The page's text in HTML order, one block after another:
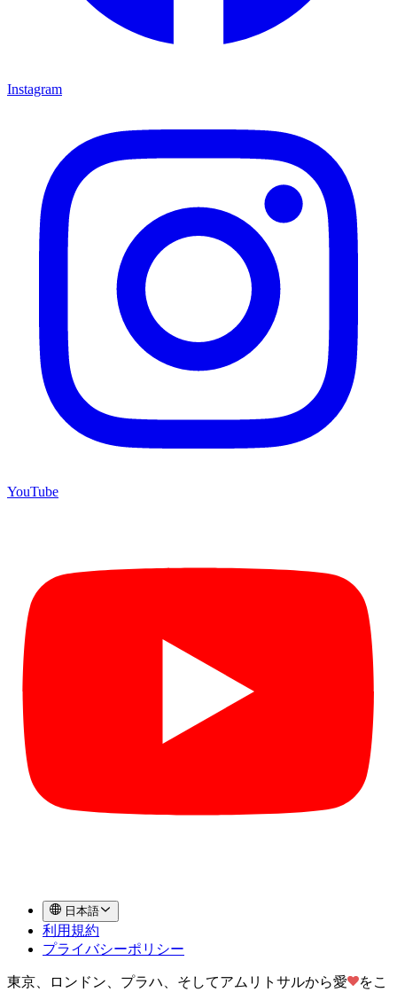
Instagram
YouTube
日本語
利用規約
プライバシーポリシー
東京、ロンドン、プラハ、そしてアムリトサルから愛
をこ